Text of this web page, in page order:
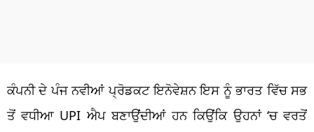
ਕੰਪਨੀ ਦੇ ਪੰਜ ਨਵੀਆਂ ਪ੍ਰੋਡਕਟ ਇਨੋਵੇਸ਼ਨ ਇਸ ਨੂੰ ਭਾਰਤ ਵਿੱਚ ਸਭ
ਤੋਂ ਵਧੀਆ UPI ਐਪ ਬਣਾਉਂਦੀਆਂ ਹਨ ਕਿਉਂਕਿ ਉਹਨਾਂ ‘ਚ ਵਰਤੋਂ